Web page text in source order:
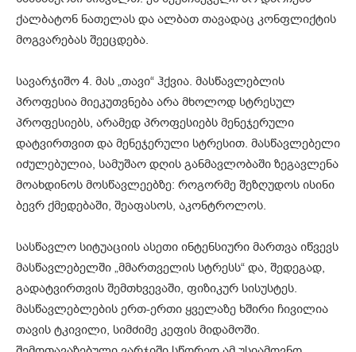
ქალბატონ ნათელას და ალბათ თავადაც კონფლიქტის
მოგვარებას შეეცდება.
სავარჯიშო 4. მას „თავი“ ჰქვია. მასწავლებლის
პროფესია მიეკუთვნება არა მხოლოდ სტრესულ
პროფესიებს, არამედ პროფესიებს მენეჯერული
დატვირთვით და მენეჯერული სტრესით. მასწავლებელი
იძულებულია, სამუშაო დღის განმავლობაში ზეგავლენა
მოახდინოს მოსწავლეებზე: როგორმე შეზღუდოს ისინი
ბევრ ქმედებაში, შეაფასოს, აკონტროლოს.
სასწავლო სიტუაციის ასეთი ინტენსიური მართვა იწვევს
მასწავლებელში „მმართველის სტრესს“ და, შედეგად,
გადატვირთვის შემთხვევაში, ფიზიკურ სისუსტეს.
მასწავლებლების ერთ-ერთი ყველაზე ხშირი ჩივილია
თავის ტკივილი, სიმძიმე კეფის მიდამოში.